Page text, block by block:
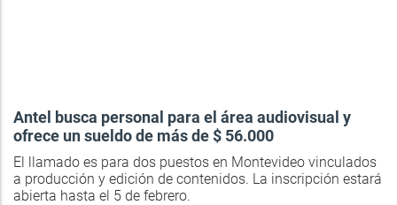
Antel busca personal para el área audiovisual y
ofrece un sueldo de más de $ 56.000
El llamado es para dos puestos en Montevideo vinculados
a producción y edición de contenidos. La inscripción estará
abierta hasta el 5 de febrero.